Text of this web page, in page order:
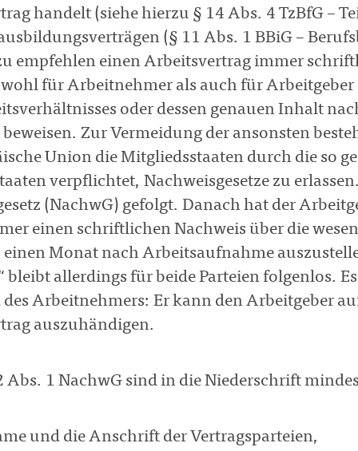
handelt (siehe hierzu § 14 Abs. 4 TzBfG –
(§ 11 Abs. 1 BBiG –
empfehlen einen Arbeitsvertrag immer
für Arbeitnehmer als auch für Arbeitgeber
oder dessen genauen Inhalt
Zur Vermeidung der ansonsten
Union die Mitgliedsstaaten durch die so
verpflichtet, Nachweisgesetze zu
(NachwG) gefolgt. Danach hat der
einen schriftlichen Nachweis über die
einen Monat nach Arbeitsaufnahme
bleibt allerdings für beide Parteien folgenlos.
Arbeitnehmers: Er kann den Arbeitgeber
auszuhändigen.
Abs. 1 NachwG sind in die Niederschrift
und die Anschrift der Vertragsparteien,